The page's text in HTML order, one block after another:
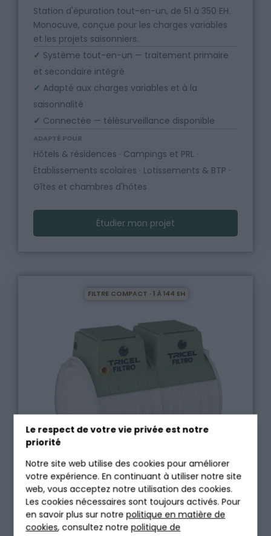
Le respect de votre vie privée est notre
priorité
Notre site web utilise des cookies pour améliorer
votre expérience. En continuant à utiliser notre site
web, vous acceptez notre utilisation des cookies.
Les cookies nécessaires sont toujours activés. Pour
en savoir plus sur notrepolitique en matière de
cookies, consultez notrepolitique de
Station d'épuration tout-en-un, de 51 à 350 EH.
Monocuve, conçue pour les charges variables
et les projets saisonniers.
✓ Système tout-en-un — traitement primaire
et secondaire intégré
✓ Adapté aux charges variables et à la
saisonnalité
✓ Connectée — télésurveillance disponible
ADAPTÉ POUR
Hôtels & résidences · Campings et PRL ·
Établissements scolaires · Lotissements & BTP ·
Gîtes et chambres d'hôtes
Étudier mon projet
FILTRE COMPACT · 1 À 144 EH